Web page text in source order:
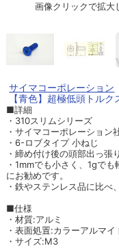
画像クリックで拡大
サイマコーポレーション
【青色】超極低頭トル
■詳細
・310スリムシリーズ
・サイマコーポレーション
・6-ロブタイプ 小ねじ
・締め付け後の頭部出っ張
・1mmでも小さく、1gで
にお勧めです。
・鉄やステンレス品に比べ
■仕様
・材質:アルミ
・表面処置:カラーアルマイ
・サイズ:M3